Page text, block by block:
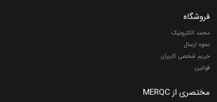
فروشگاه
محمد الکترونیک
نحوه ارسال
حریم شخصی کاربران
قوانین
مختصری از MERQC